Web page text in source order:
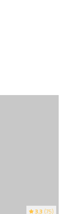
3.3 (75)